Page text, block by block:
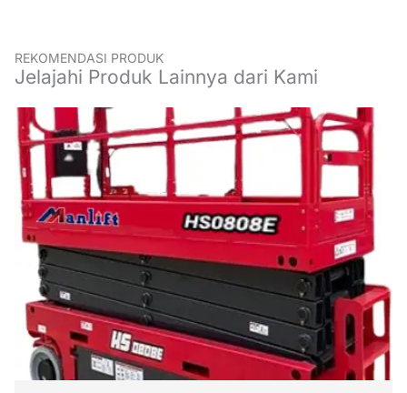
REKOMENDASI PRODUK
Jelajahi Produk Lainnya dari Kami